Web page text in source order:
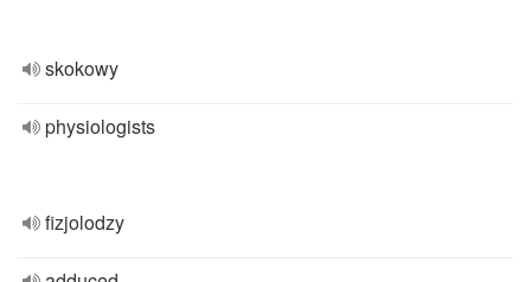
skokowy
physiologists
fizjolodzy